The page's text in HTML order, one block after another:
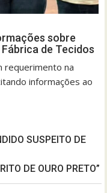
sobre
de Tecidos
requerimento na
informações ao
SUSPEITO DE
DE OURO PRETO”